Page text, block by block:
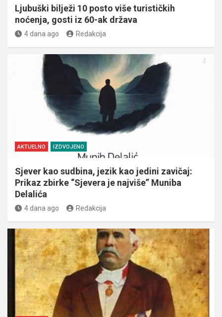
Ljubuški bilježi 10 posto više turističkih
noćenja, gosti iz 60-ak država
4 dana ago Redakcija
AKTUELNO IZDVOJENO
Sjever kao sudbina, jezik kao jedini zavičaj:
Prikaz zbirke “Sjevera je najviše” Muniba
Delalića
4 dana ago Redakcija